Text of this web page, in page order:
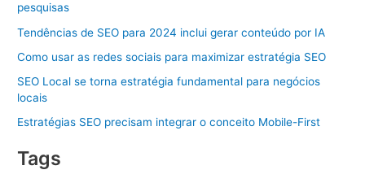
pesquisas
Tendências de SEO para 2024 inclui gerar conteúdo por IA
Como usar as redes sociais para maximizar estratégia SEO
SEO Local se torna estratégia fundamental para negócios
locais
Estratégias SEO precisam integrar o conceito Mobile-First
Tags